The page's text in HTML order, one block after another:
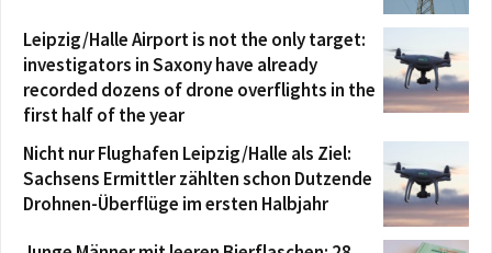
Leipzig/Halle Airport is not the only target:
investigators in Saxony have already
recorded dozens of drone overflights in the
first half of the year
Nicht nur Flughafen Leipzig/Halle als Ziel:
Sachsens Ermittler zählten schon Dutzende
Drohnen-Überflüge im ersten Halbjahr